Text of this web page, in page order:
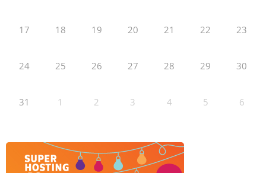
17 18 19 20 21 22 23
24 25 26 27 28 29 30
31 1 2 3 4 5 6